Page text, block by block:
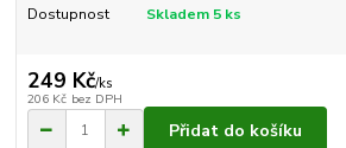
Dostupnost Skladem 5 ks
249 Kč/ks
206 Kč bez DPH
Přidat do košíku